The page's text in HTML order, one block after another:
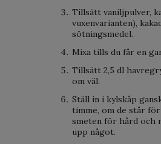
Tillsätt vaniljpulver,
vuxenvarianten),
sötningsmedel.
Mixa tills du får en
Tillsätt 2,5 dl
om väl.
Ställ in i kylskåp
timme, om de står
smeten för hård och
upp något.